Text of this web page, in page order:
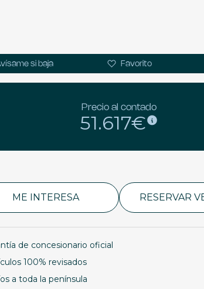
si baja Favorito
Precio al contado
51.617€
ME INTERESA RESERVAR
de concesionario oficial
100% revisados
a toda la península